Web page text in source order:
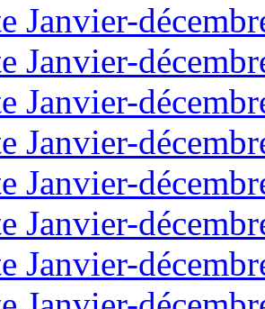
Janvier-
Janvier-
Janvier-
Janvier-
Janvier-
Janvier-
Janvier-